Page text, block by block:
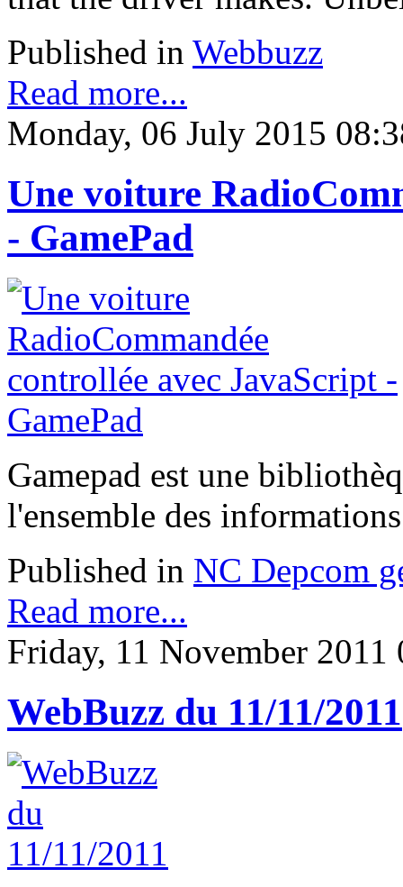
Published in Webbuzz
Read more...
Monday, 06 July 2015
Une voiture
- GamePad
Gamepad est une
l'ensemble des
Published in NC Depcom
Read more...
Friday, 11 November 2011
WebBuzz du 11/11/2011